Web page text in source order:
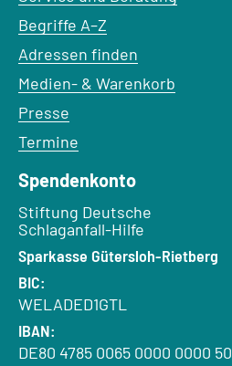
Begriffe A–Z
Adressen finden
Medien- & Warenkorb
Presse
Termine
Spendenkonto
Empfänger:
Stiftung Deutsche
Schlaganfall-Hilfe
Bank:
Sparkasse Gütersloh-Rietberg
BIC:
WELADED1GTL
IBAN:
DE80 4785 0065 0000 0000 50